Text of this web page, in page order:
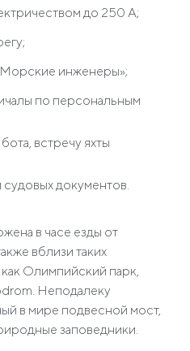
до 250 А;
инженеры»;
по персональным
встречу яхты
документов.
в часе езды от
вблизи таких
Олимпийский парк,
Неподалеку
в мире подвесной мост,
заповедники.